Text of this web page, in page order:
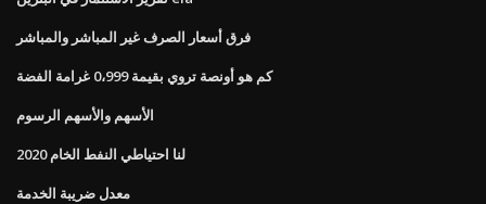
فرق أسعار الصرف غير المباشر والمباشر
كم هو أونصة تروي بقيمة 0،999 غرامة الفضة
الأسهم والأسهم الرسوم
لنا احتياطي النفط الخام 2020
معدل ضريبة الخدمة